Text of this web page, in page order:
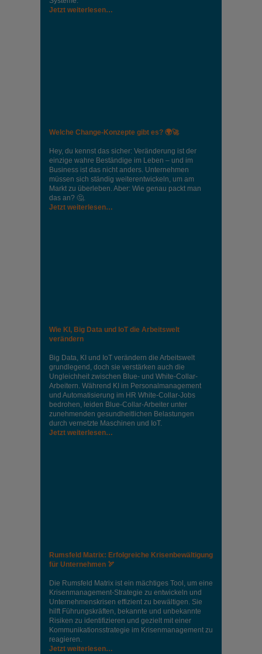
Jetzt weiterlesen…
Welche Change-Konzepte gibt es? 🌍🚀
Hey, du kennst das sicher: Veränderung ist der
einzige wahre Beständige im Leben – und im
Business ist das nicht anders. Unternehmen
müssen sich ständig weiterentwickeln, um am
Markt zu überleben. Aber: Wie genau packt man
das an? 🤔.
Jetzt weiterlesen…
Wie KI, Big Data und IoT die Arbeitswelt
verändern
Big Data, KI und IoT verändern die Arbeitswelt
grundlegend, doch sie verstärken auch die
Ungleichheit zwischen Blue- und White-Collar-
Arbeitern. Während KI im Personalmanagement
und Automatisierung im HR White-Collar-Jobs
bedrohen, leiden Blue-Collar-Arbeiter unter
zunehmenden gesundheitlichen Belastungen
durch vernetzte Maschinen und IoT.
Jetzt weiterlesen…
Rumsfeld Matrix: Erfolgreiche Krisenbewältigung
für Unternehmen 🏹
Die Rumsfeld Matrix ist ein mächtiges Tool, um eine
Krisenmanagement-Strategie zu entwickeln und
Unternehmenskrisen effizient zu bewältigen. Sie
hilft Führungskräften, bekannte und unbekannte
Risiken zu identifizieren und gezielt mit einer
Kommunikationsstrategie im Krisenmanagement zu
reagieren.
Jetzt weiterlesen…